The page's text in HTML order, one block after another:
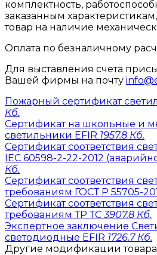
комплектность,
заказанным
товар на наличие
Оплата по безналичному
Для выставления счета
Вашей фирмы на почту
Пожарный сертификат
Кб.
Сертификат на школьные и
светильники EFIR 1957.8 Кб.
Сертификат соответствия
IEC 60598-2-22-2012
Кб.
Сертификат соответствия
требованиям ГОСТ Р 55705-
Сертификат соответствия
требованиям ТР ТС 3907.8 Кб.
Экспертное заключение
светодиодные EFIR 1726.7 Кб.
Другие модификации товара